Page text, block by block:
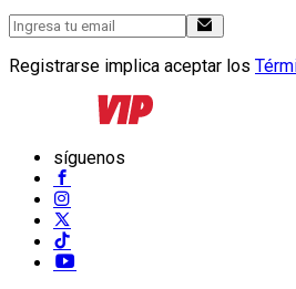
Registrarse implica aceptar los
síguenos